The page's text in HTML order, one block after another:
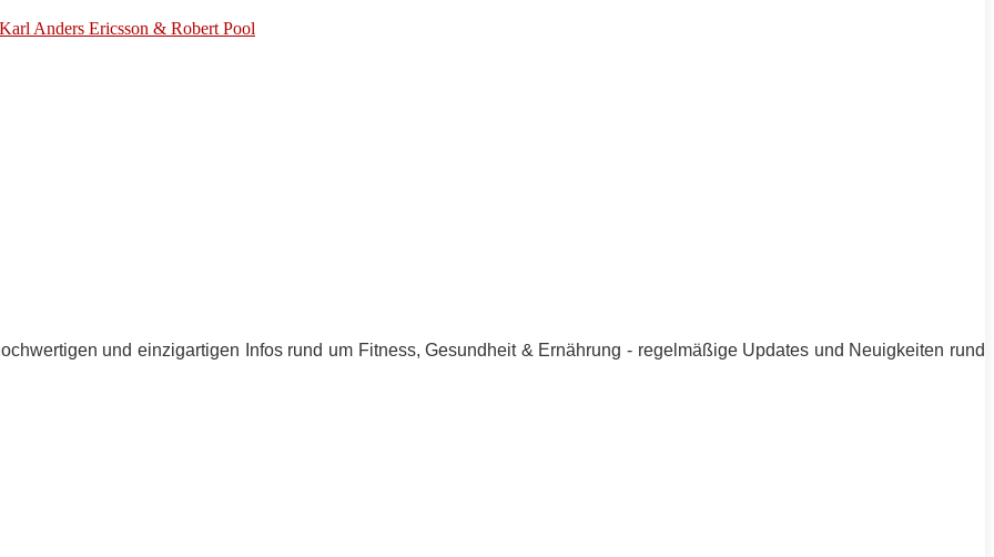
Anders Ericsson & Robert Pool
und einzigartigen Infos rund um Fitness, Gesundheit & Ernährung - regelmäßige Updates und Neuigkeiten rund